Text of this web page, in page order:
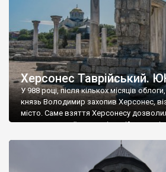
Херсонес Таврійський.
У 988 році, після кількох місяців
князь Володимир захопив Херсонес,
місто. Саме взяття Херсонесу
диктувати свої умови візантійському
Херсонесі Володимир-язичник, став
А потім було Хрещення Русі. На честь